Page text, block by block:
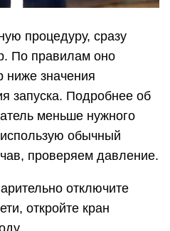
процедуру, сразу
По правилам оно
ниже значения
запуска. Подробнее об
меньше нужного
обычный
проверяем давление.
отключите
откройте кран